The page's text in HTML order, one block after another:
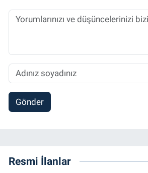
Gönder
Resmi İlanlar